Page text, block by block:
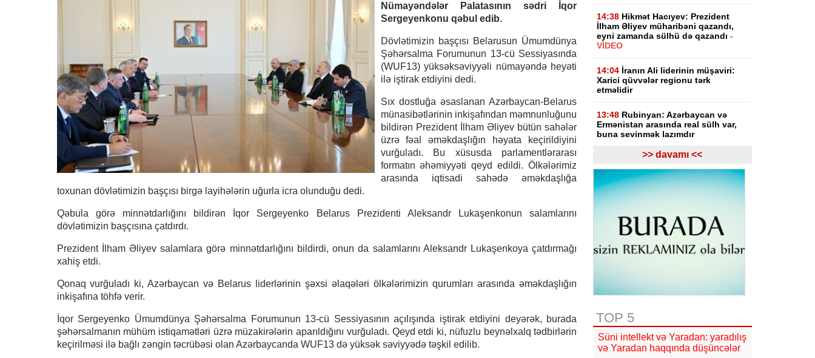
Nümayəndələr Palatasının sədri İqor
Sergeyenkonu qəbul edib.
Dövlətimizin başçısı Belarusun Ümumdünya
Şəhərsalma Forumunun 13-cü Sessiyasında
(WUF13) yüksəksəviyyəli nümayəndə heyəti
ilə iştirak etdiyini dedi.
Sıx dostluğa əsaslanan Azərbaycan-Belarus
münasibətlərinin inkişafından məmnunluğunu
bildirən Prezident İlham Əliyev bütün sahələr
üzrə fəal əməkdaşlığın həyata keçirildiyini
vurğuladı. Bu xüsusda parlamentlərarası
formatın əhəmiyyəti qeyd edildi. Ölkələrimiz
arasında iqtisadi sahədə əməkdaşlığa
toxunan dövlətimizin başçısı birgə layihələrin uğurla icra olunduğu dedi.
Qəbula görə minnətdarlığını bildirən İqor Sergeyenko Belarus Prezidenti Aleksandr Lukaşenkonun salamlarını
dövlətimizin başçısına çatdırdı.
Prezident İlham Əliyev salamlara görə minnətdarlığını bildirdi, onun da salamlarını Aleksandr Lukaşenkoya çatdırmağı
xahiş etdi.
Qonaq vurğuladı ki, Azərbaycan və Belarus liderlərinin şəxsi əlaqələri ölkələrimizin qurumları arasında əməkdaşlığın
inkişafına töhfə verir.
İqor Sergeyenko Ümumdünya Şəhərsalma Forumunun 13-cü Sessiyasının açılışında iştirak etdiyini deyərək, burada
şəhərsalmanın mühüm istiqamətləri üzrə müzakirələrin aparıldığını vurğuladı. Qeyd etdi ki, nüfuzlu beynəlxalq tədbirlərin
keçirilməsi ilə bağlı zəngin təcrübəsi olan Azərbaycanda WUF13 də yüksək səviyyədə təşkil edilib.
14:38 Hikmət Hacıyev: Prezident
İlham Əliyev müharibəni qazandı,
eyni zamanda sülhü də qazandı-
VİDEO
14:04 İranın Ali liderinin müşaviri:
Xarici qüvvələr regionu tərk
etməlidir
13:48 Rubinyan: Azərbaycan və
Ermənistan arasında real sülh var,
buna sevinmək lazımdır
Gürcüstan hakimiyyəti Rusiya
ilə müharibənin başlamasında
Saakaşvilini günahlandırıb
12:47
İlham Əliyevə zəng edib
12:27 Bazar günü Azərbaycanda 40
dərəcə isti olacaq
11:17 Rusiyadan Ermənistana
Azərbaycandan keçməklə 15 vaqon
buğda, 10 vaqon daş kömür
>> davamı <<
TOP 5
Süni intellekt və Yaradan: yaradılış
və Yaradan haqqında düşüncələr